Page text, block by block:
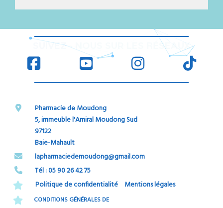
SUIVEZ - SEAUX
Pharmacie de Moudong
5, immeuble l'Amiral Moudong Sud
97122
Baie-Mahault
​​​​​​​lapharmaciedemoudong@gmail.com
Tél : 05 90 26 42 75​​​​​​​
Politique de confidentialité
Mentions légales
CONDITIONS GÉNÉRALES DE